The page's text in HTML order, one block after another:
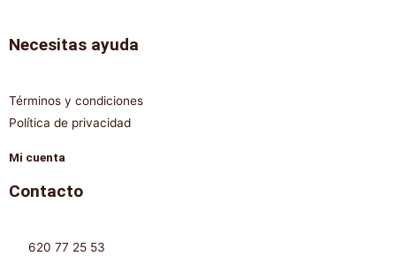
Necesitas ayuda
Términos y condiciones
Política de privacidad
Mi cuenta
Contacto
620 77 25 53